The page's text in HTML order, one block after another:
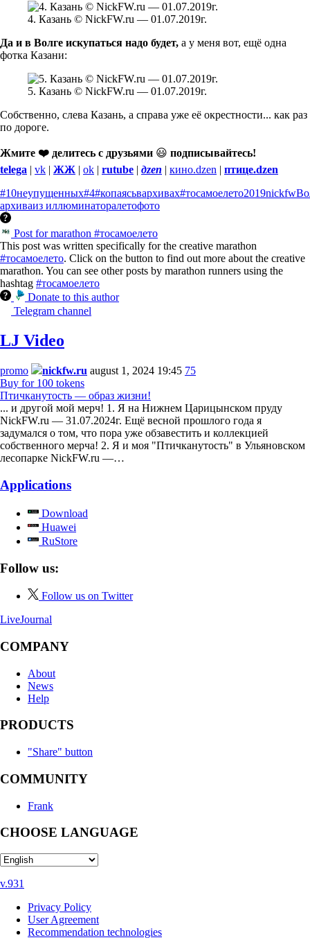
4. Казань © NickFW.ru — 01.07.2019г.
Да и в Волге искупаться надо будет, а у меня вот, ещё одна
фотка Казани:
5. Казань © NickFW.ru — 01.07.2019г.
Собственно, слева Казань, а справа уже её окрестности... как раз
по дороге.
Жмите ❤️ делитесь с друзьями 😃 подписывайтесь!
telega | vk | ЖЖ | ok | rutube | дzen | кино.dzen | птице.dzen
#10неупущенных#4#копаясьвархивах#тосамоелето2019nickfw
архиваиз иллюминаторалетофото
Post for marathon #тосамоелето
This post was written specifically for the creative marathon
#тосамоелето. Click on the button to find out more about the creative
marathon. You can see other posts by marathon runners using the
hashtag #тосамоелето
Donate to this author
Telegram channel
LJ Video
promo nickfw.ru august 1, 2024 19:45 75
Buy for 100 tokens
Птичканутость — образ жизни!
... и другой мой мерч! 1. Я на Нижнем Царицынском пруду
NickFW.ru — 31.07.2024г. Ещё весной прошлого года я
задумался о том, что пора уже обзавестить и коллекцией
собственного мерча! 2. Я и моя "Птичканутость" в Ульяновском
лесопарке NickFW.ru —…
Applications
Download
Huawei
RuStore
Follow us:
Follow us on Twitter
LiveJournal
COMPANY
About
News
Help
PRODUCTS
"Share" button
COMMUNITY
Frank
CHOOSE LANGUAGE
v.931
Privacy Policy
User Agreement
Recommendation technologies